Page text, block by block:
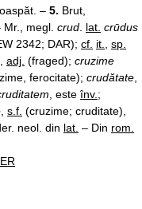
– 5. Brut,
megl. crud lat. crūdus
2342; DAR); cf. it.
sp.
adj. (fraged); cruzime
ferocitate); crudătate
, esteînv. ;
s.f. (cruzime; cruditate),
neol. din lat. – Din rom.